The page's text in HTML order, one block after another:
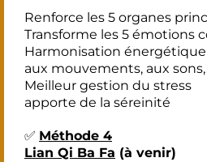
Renforce les 5 organes
Transforme les 5 émotions
Harmonisation énergétique
aux mouvements, aux sons,
Meilleur gestion du stress
apporte de la séreinité
✅ Méthode 4
Lian Qi Ba Fa (à venir)